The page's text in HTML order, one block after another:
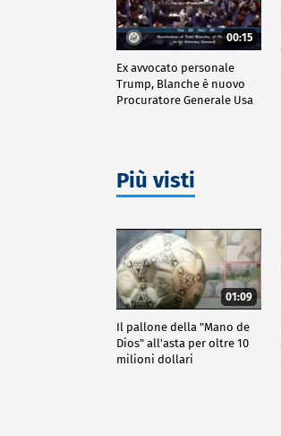
00:15
Ex avvocato personale
Trump, Blanche è nuovo
Procuratore Generale Usa
Più visti
01:09
Il pallone della "Mano de
Dios" all'asta per oltre 10
milioni dollari